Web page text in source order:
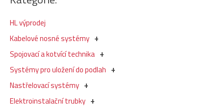
HL výprodej
Kabelové nosné systémy
Spojovací a kotvící technika
Systémy pro uložení do podlah
Nastřelovací systémy
Elektroinstalační trubky